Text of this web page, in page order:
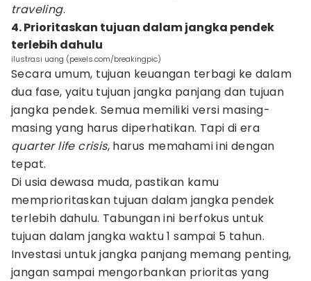
traveling.
4. Prioritaskan tujuan dalam jangka pendek
terlebih dahulu
ilustrasi uang (pexels.com/breakingpic)
Secara umum, tujuan keuangan terbagi ke dalam
dua fase, yaitu tujuan jangka panjang dan tujuan
jangka pendek. Semua memiliki versi masing-
masing yang harus diperhatikan. Tapi di era
quarter life crisis, harus memahami ini dengan
tepat.
Di usia dewasa muda, pastikan kamu
memprioritaskan tujuan dalam jangka pendek
terlebih dahulu. Tabungan ini berfokus untuk
tujuan dalam jangka waktu 1 sampai 5 tahun.
Investasi untuk jangka panjang memang penting,
jangan sampai mengorbankan prioritas yang